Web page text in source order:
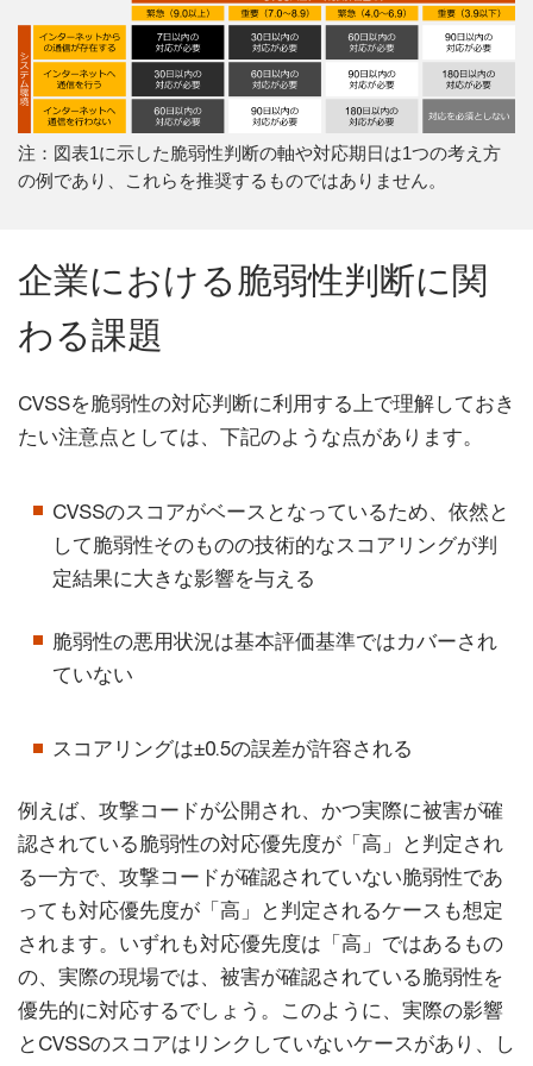
注：図表1に示した脆弱性判断の軸や対応期日は1つの考え方
の例であり、これらを推奨するものではありません。
企業における脆弱性判断に関
わる課題
CVSSを脆弱性の対応判断に利用する上で理解しておき
たい注意点としては、下記のような点があります。
CVSSのスコアがベースとなっているため、依然と
して脆弱性そのものの技術的なスコアリングが判
定結果に大きな影響を与える
脆弱性の悪用状況は基本評価基準ではカバーされ
ていない
スコアリングは±0.5の誤差が許容される
例えば、攻撃コードが公開され、かつ実際に被害が確
認されている脆弱性の対応優先度が「高」と判定され
る一方で、攻撃コードが確認されていない脆弱性であ
っても対応優先度が「高」と判定されるケースも想定
されます。いずれも対応優先度は「高」ではあるもの
の、実際の現場では、被害が確認されている脆弱性を
優先的に対応するでしょう。このように、実際の影響
とCVSSのスコアはリンクしていないケースがあり、し